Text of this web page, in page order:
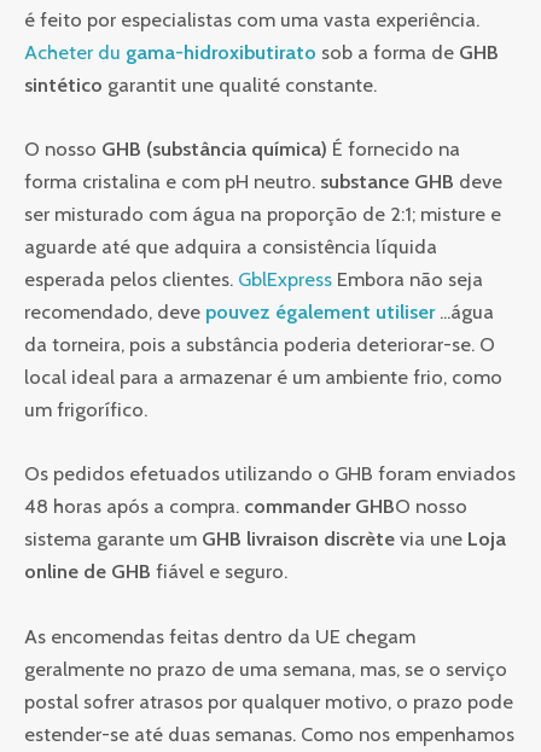
é feito por especialistas com uma vasta experiência.
Acheter du gama-hidroxibutirato sob a forma de GHB
sintético garantit une qualité constante.
O nosso GHB (substância química) É fornecido na
forma cristalina e com pH neutro. substance GHB deve
ser misturado com água na proporção de 2:1; misture e
aguarde até que adquira a consistência líquida
esperada pelos clientes. GblExpress Embora não seja
recomendado, deve pouvez également utiliser...água
da torneira, pois a substância poderia deteriorar-se. O
local ideal para a armazenar é um ambiente frio, como
um frigorífico.
Os pedidos efetuados utilizando o GHB foram enviados
48 horas após a compra. commander GHBO nosso
sistema garante um GHB livraison discrète via une Loja
online de GHB fiável e seguro.
As encomendas feitas dentro da UE chegam
geralmente no prazo de uma semana, mas, se o serviço
postal sofrer atrasos por qualquer motivo, o prazo pode
estender-se até duas semanas. Como nos empenhamos